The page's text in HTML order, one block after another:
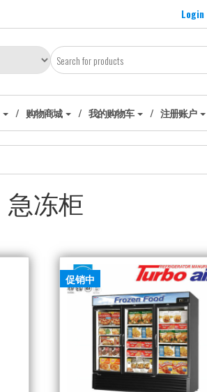
购物商城 我的购物车 注册账户
急冻柜
促销中